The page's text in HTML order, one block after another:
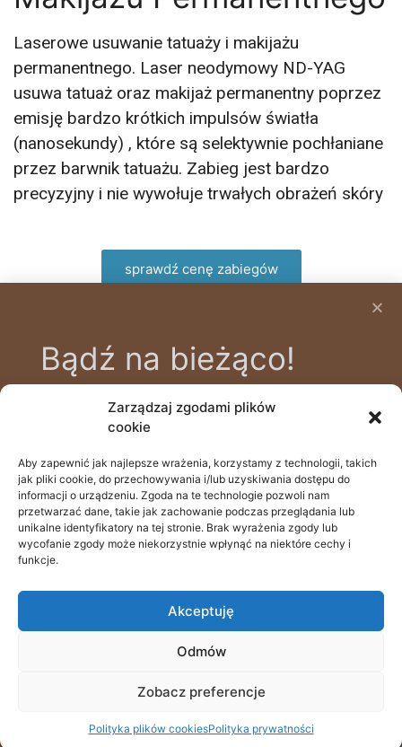
Zarządzaj zgodami plików
cookie
Aby zapewnić jak najlepsze wrażenia, korzystamy z technologii, takich
jak pliki cookie, do przechowywania i/lub uzyskiwania dostępu do
informacji o urządzeniu. Zgoda na te technologie pozwoli nam
przetwarzać dane, takie jak zachowanie podczas przeglądania lub
unikalne identyfikatory na tej stronie. Brak wyrażenia zgody lub
wycofanie zgody może niekorzystnie wpłynąć na niektóre cechy i
funkcje.
Akceptuję
Odmów
Zobacz preferencje
Polityka plików cookiesPolityka prywatności
Laserowe usuwanie tatuaży i makijażu
permanentnego. Laser neodymowy ND-YAG
usuwa tatuaż oraz makijaż permanentny poprzez
emisję bardzo krótkich impulsów światła
(nanosekundy) , które są selektywnie pochłaniane
przez barwnik tatuażu. Zabieg jest bardzo
precyzyjny i nie wywołuje trwałych obrażeń skóry
sprawdź cenę zabiegów
505 111 690
Batalionów Chłopskich 39a, 70-764 Szczecin
recepcja@odstopdoglow.com
Bądź na bieżąco!
Zapisz się na bezpłatny newsletter, aby
być na bieżąco z nowinkami i poradami
zdrowotnymi, prowadzonymi przez
naszych specjalistów.